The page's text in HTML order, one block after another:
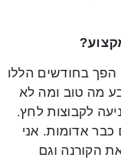
הפך בחודשים הללו
מה טוב ומה לא
לקבוצות לחץ.
אדומות. אני
הקורנה וגם